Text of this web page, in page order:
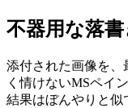
不器用な落
添付された画像を、
く情けないMSペイ
結果はぼんやりと似